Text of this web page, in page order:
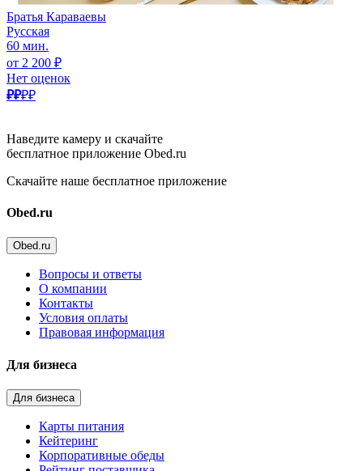
Братья Караваевы
Русская
60 мин.
от 2 200 ₽
Нет оценок
₽₽₽₽
Наведите камеру и скачайте
бесплатное приложение Obed.ru
Скачайте наше бесплатное приложение
Obed.ru
Obed.ru
Вопросы и ответы
О компании
Контакты
Условия оплаты
Правовая информация
Для бизнеса
Для бизнеса
Карты питания
Кейтеринг
Корпоративные обеды